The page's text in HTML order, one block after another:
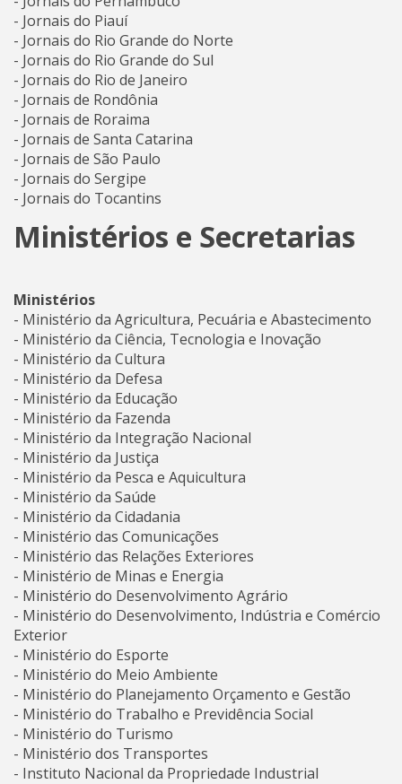
- Jornais do Piauí
- Jornais do Rio Grande do Norte
- Jornais do Rio Grande do Sul
- Jornais do Rio de Janeiro
- Jornais de Rondônia
- Jornais de Roraima
- Jornais de Santa Catarina
- Jornais de São Paulo
- Jornais do Sergipe
- Jornais do Tocantins
Ministérios e Secretarias
Ministérios
- Ministério da Agricultura, Pecuária e Abastecimento
- Ministério da Ciência, Tecnologia e Inovação
- Ministério da Cultura
- Ministério da Defesa
- Ministério da Educação
- Ministério da Fazenda
- Ministério da Integração Nacional
- Ministério da Justiça
- Ministério da Pesca e Aquicultura
- Ministério da Saúde
- Ministério da Cidadania
- Ministério das Comunicações
- Ministério das Relações Exteriores
- Ministério de Minas e Energia
- Ministério do Desenvolvimento Agrário
- Ministério do Desenvolvimento, Indústria e Comércio
Exterior
- Ministério do Esporte
- Ministério do Meio Ambiente
- Ministério do Planejamento Orçamento e Gestão
- Ministério do Trabalho e Previdência Social
- Ministério do Turismo
- Ministério dos Transportes
- Instituto Nacional da Propriedade Industrial